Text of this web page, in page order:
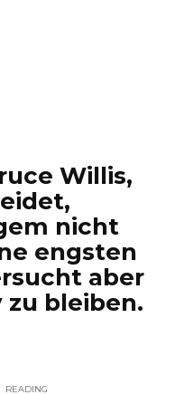
Willis,
nicht
engsten
aber
bleiben.
READING